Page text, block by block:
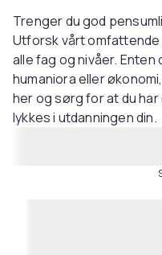
Trenger du god
Utforsk vårt omfattende
alle fag og nivåer.
humaniora eller
her og sørg for at du
lykkes i utdanningen din.